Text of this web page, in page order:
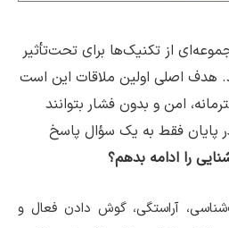
از تکنیک‌ها برای تحت‌تأثیر
هدف اصلی اولین ملاقات این است
امن و بدون فشار بتوانند
پایان فقط به یک سؤال پاسخ
را ادامه بدهم؟
آراستگی، گوش دادن فعال و